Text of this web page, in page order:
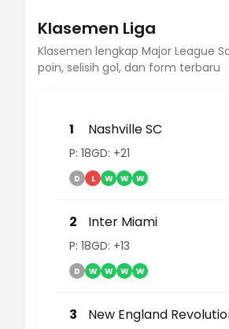
Klasemen Liga
Klasemen lengkap Major League
poin, selisih gol, dan form terbaru
1 Nashville SC
P: 18GD: +21
D L W W W
2 Inter Miami
P: 18GD: +13
D W W W W
3 New England